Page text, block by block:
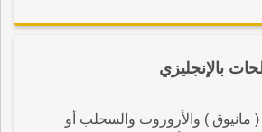
بالإنجليزي
مانيوق ) والأروروت والسحلب أو